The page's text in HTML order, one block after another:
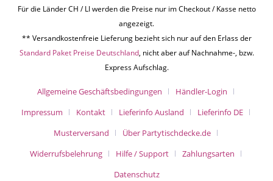
Für die Länder CH / LI werden die Preise nur im Checkout / Kasse netto
angezeigt.
** Versandkostenfreie Lieferung bezieht sich nur auf den Erlass der
Standard Paket Preise Deutschland, nicht aber auf Nachnahme-, bzw.
Express Aufschlag.
Allgemeine Geschäftsbedingungen
Händler-Login
Impressum
Kontakt Lieferinfo Ausland
Lieferinfo DE
Musterversand
Über Partytischdecke.de
Widerrufsbelehrung
Hilfe / Support
Zahlungsarten
Datenschutz